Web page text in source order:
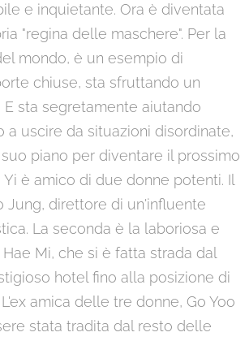
e inquietante. Ora è diventata
"regina delle maschere". Per la
mondo, è un esempio di
chiuse, sta sfruttando un
sta segretamente aiutando
a uscire da situazioni disordinate,
piano per diventare il prossimo
Yi è amico di due donne potenti. Il
Jung, direttore di un'influente
La seconda è la laboriosa e
Mi, che si è fatta strada dal
hotel fino alla posizione di
amica delle tre donne, Go Yoo
stata tradita dal resto delle